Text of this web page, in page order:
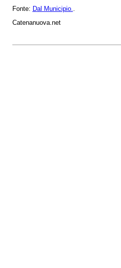
Fonte: Dal Municipio..
Catenanuova.net